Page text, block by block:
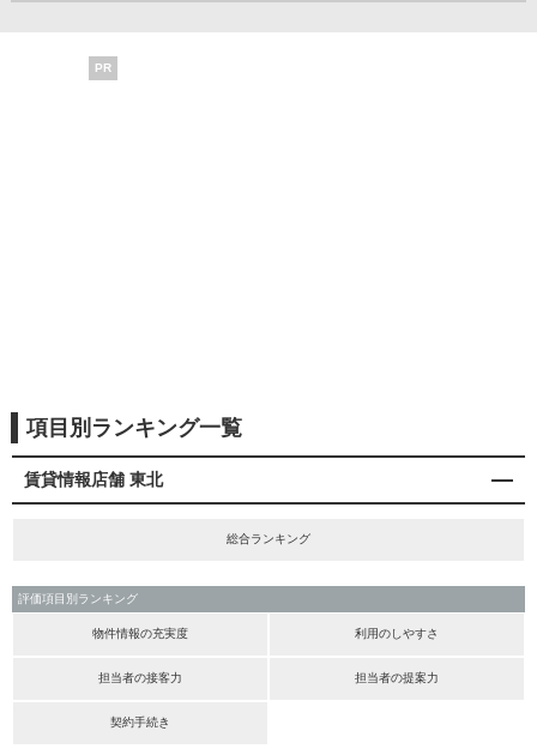
PR
項目別ランキング一覧
賃貸情報店舗 東北
総合ランキング
評価項目別ランキング
物件情報の充実度 利用のしやすさ
担当者の接客力 担当者の提案力
契約手続き